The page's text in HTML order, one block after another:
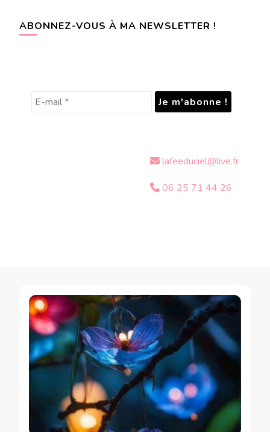
ABONNEZ-VOUS À MA NEWSLETTER !
lafeeduciel@live.fr
06 25 71 44 26